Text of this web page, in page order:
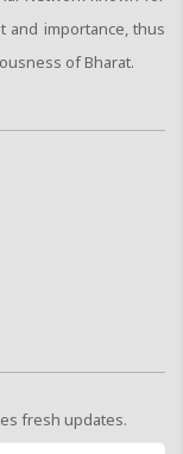
and importance, thus
of Bharat.
fresh updates.